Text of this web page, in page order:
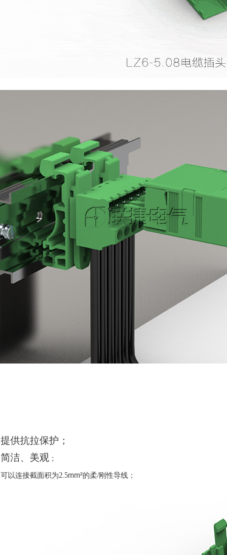
提供抗拉保护；
简洁、美观 ；
可以连接截面积为2.5mm²的柔/刚性导线 ；